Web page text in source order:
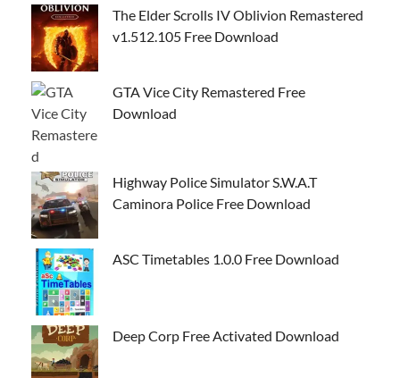
The Elder Scrolls IV Oblivion Remastered
v1.512.105 Free Download
GTA Vice City Remastered Free
Download
Highway Police Simulator S.W.A.T
Caminora Police Free Download
ASC Timetables 1.0.0 Free Download
Deep Corp Free Activated Download